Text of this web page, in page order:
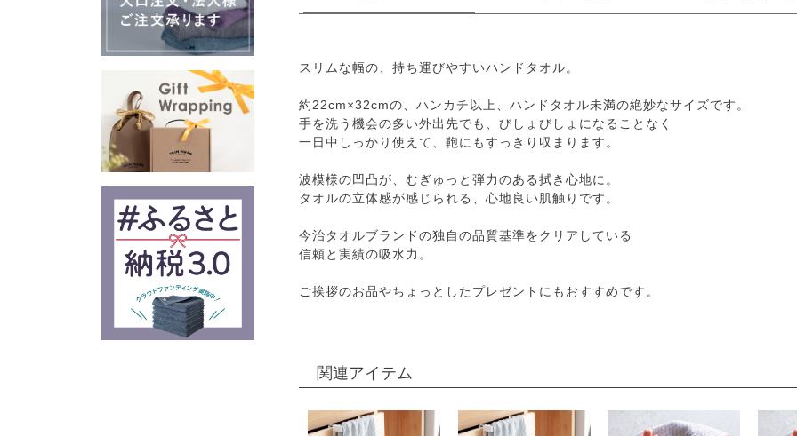
スリムな幅の、持ち運びやすいハンドタオル。
約22cm×32cmの、ハンカチ以上、ハンドタオル未満の絶妙なサイズです。
手を洗う機会の多い外出先でも、びしょびしょになることなく
一日中しっかり使えて、鞄にもすっきり収まります。
波模様の凹凸が、むぎゅっと弾力のある拭き心地に。
タオルの立体感が感じられる、心地良い肌触りです。
今治タオルブランドの独自の品質基準をクリアしている
信頼と実績の吸水力。
ご挨拶のお品やちょっとしたプレゼントにもおすすめです。
関連アイテム